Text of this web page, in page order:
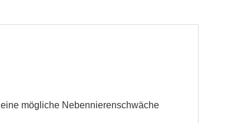
mögliche Nebennierenschwäche